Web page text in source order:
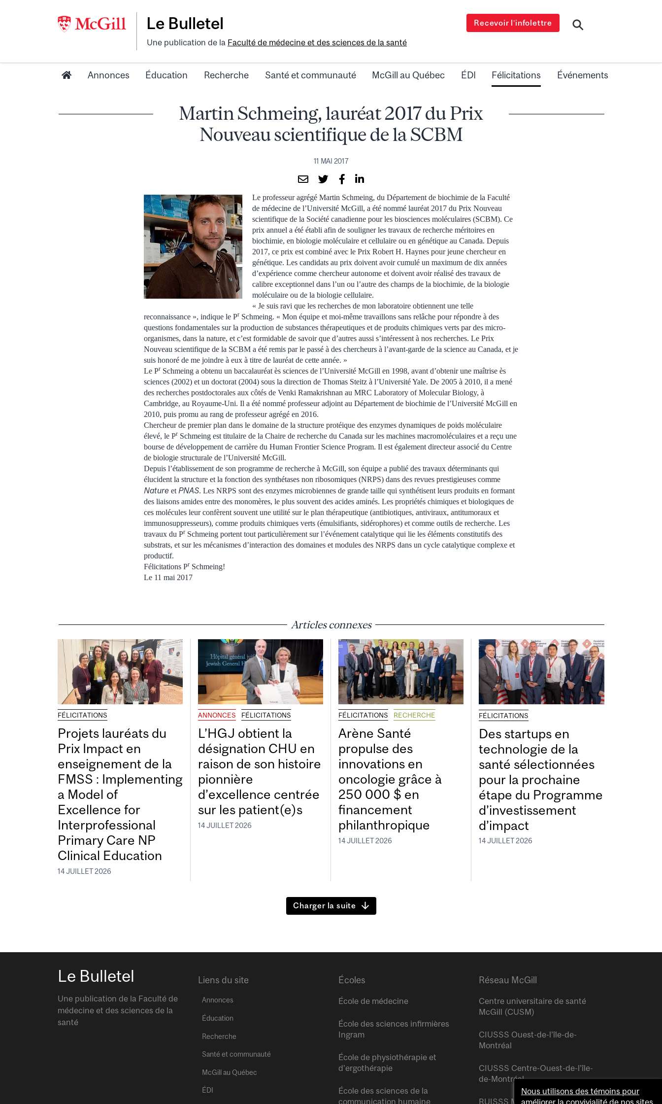
Le Bulletel
Une publication de la Faculté de médecine et des sciences de la santé
Recevoir l’infolettre
Annonces Éducation Recherche Santé et communauté McGill au Québec ÉDI Félicitations Événements
Martin Schmeing, lauréat 2017 du Prix
Nouveau scientifique de la SCBM
11 MAI 2017
Le professeur agrégé Martin Schmeing, du Département de biochimie de la Faculté
de médecine de l’Université McGill, a été nommé lauréat 2017 du Prix Nouveau
scientifique de la Société canadienne pour les biosciences moléculaires (SCBM). Ce
prix annuel a été établi afin de souligner les travaux de recherche méritoires en
biochimie, en biologie moléculaire et cellulaire ou en génétique au Canada. Depuis
2017, ce prix est combiné avec le Prix Robert H. Haynes pour jeune chercheur en
génétique. Les candidats au prix doivent avoir cumulé un maximum de dix années
d’expérience comme chercheur autonome et doivent avoir réalisé des travaux de
calibre exceptionnel dans l’un ou l’autre des champs de la biochimie, de la biologie
moléculaire ou de la biologie cellulaire.
« Je suis ravi que les recherches de mon laboratoire obtiennent une telle
reconnaissance », indique le Pr Schmeing. « Mon équipe et moi-même travaillons sans relâche pour répondre à des
questions fondamentales sur la production de substances thérapeutiques et de produits chimiques verts par des micro-
organismes, dans la nature, et c’est formidable de savoir que d’autres aussi s’intéressent à nos recherches. Le Prix
Nouveau scientifique de la SCBM a été remis par le passé à des chercheurs à l’avant-garde de la science au Canada, et je
suis honoré de me joindre à eux à titre de lauréat de cette année. »
Le Pr Schmeing a obtenu un baccalauréat ès sciences de l’Université McGill en 1998, avant d’obtenir une maîtrise ès
sciences (2002) et un doctorat (2004) sous la direction de Thomas Steitz à l’Université Yale. De 2005 à 2010, il a mené
des recherches postdoctorales aux côtés de Venki Ramakrishnan au MRC Laboratory of Molecular Biology, à
Cambridge, au Royaume-Uni. Il a été nommé professeur adjoint au Département de biochimie de l’Université McGill en
2010, puis promu au rang de professeur agrégé en 2016.
Chercheur de premier plan dans le domaine de la structure protéique des enzymes dynamiques de poids moléculaire
élevé, le Pr Schmeing est titulaire de la Chaire de recherche du Canada sur les machines macromoléculaires et a reçu une
bourse de développement de carrière du Human Frontier Science Program. Il est également directeur associé du Centre
de biologie structurale de l’Université McGill.
Depuis l’établissement de son programme de recherche à McGill, son équipe a publié des travaux déterminants qui
élucident la structure et la fonction des synthétases non ribosomiques (NRPS) dans des revues prestigieuses comme
Nature et PNAS. Les NRPS sont des enzymes microbiennes de grande taille qui synthétisent leurs produits en formant
des liaisons amides entre des monomères, le plus souvent des acides aminés. Les propriétés chimiques et biologiques de
ces molécules leur confèrent souvent une utilité sur le plan thérapeutique (antibiotiques, antiviraux, antitumoraux et
immunosuppresseurs), comme produits chimiques verts (émulsifiants, sidérophores) et comme outils de recherche. Les
travaux du Pr Schmeing portent tout particulièrement sur l’événement catalytique qui lie les éléments constitutifs des
substrats, et sur les mécanismes d’interaction des domaines et modules des NRPS dans un cycle catalytique complexe et
productif.
Félicitations Pr Schmeing!
Le 11 mai 2017
Articles connexes
FÉLICITATIONS
Projets lauréats du
Prix Impact en
enseignement de la
FMSS : Implementing
a Model of
Excellence for
Interprofessional
Primary Care NP
Clinical Education
14 JUILLET 2026
ANNONCES FÉLICITATIONS
L’HGJ obtient la
désignation CHU en
raison de son histoire
pionnière
d’excellence centrée
sur les patient(e)s
14 JUILLET 2026
FÉLICITATIONS RECHERCHE
Arène Santé
propulse des
innovations en
oncologie grâce à
250 000 $ en
financement
philanthropique
14 JUILLET 2026
FÉLICITATIONS
Des startups en
technologie de la
santé sélectionnées
pour la prochaine
étape du Programme
d’investissement
d’impact
14 JUILLET 2026
Charger la suite
Le Bulletel
Une publication de la Faculté de
médecine et des sciences de la
santé
Liens du site
Annonces
Éducation
Recherche
Santé et communauté
McGill au Québec
ÉDI
Écoles
École de médecine
École des sciences infirmières
Ingram
École de physiothérapie et
d’ergothérapie
École des sciences de la
communication humaine
Réseau McGill
Centre universitaire de santé
McGill (CUSM)
CIUSSS Ouest-de-l’île-de-
Montréal
CIUSSS Centre-Ouest-de-l’île-
de-Montréal
RUISSS McGill
Nous utilisons des témoins pour
améliorer la convivialité de nos sites